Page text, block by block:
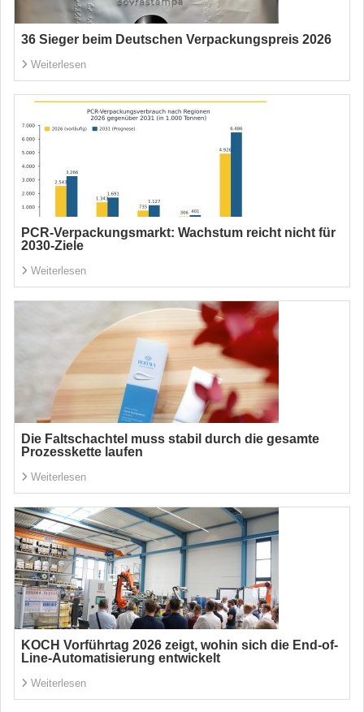
36 Sieger beim Deutschen Verpackungspreis 2026
Weiterlesen
PCR-Verpackungsmarkt: Wachstum reicht nicht für
2030-Ziele
Weiterlesen
Die Faltschachtel muss stabil durch die gesamte
Prozesskette laufen
Weiterlesen
KOCH Vorführtag 2026 zeigt, wohin sich die End-of-
Line-Automatisierung entwickelt
Weiterlesen